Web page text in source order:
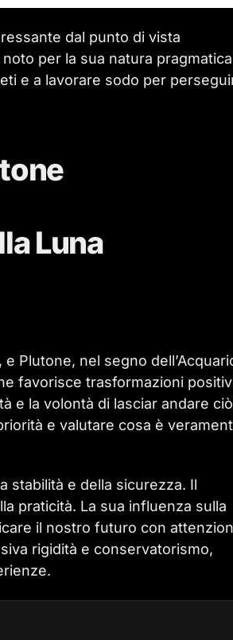
dal punto di vista
per la sua natura
e a lavorare sodo per
Luna
Plutone, nel segno
favorisce trasformazioni
e la volontà di lasciar andare
e valutare cosa è
stabilità e della sicurezza. Il
praticità. La sua influenza sulla
il nostro futuro con
rigidità e conservatorismo,